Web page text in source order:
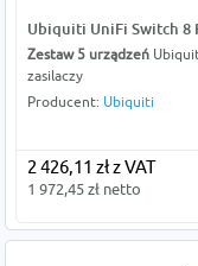
Ubiquiti UniFi Switch 8
Zestaw 5 urządzeń
zasilaczy
Producent: Ubiquiti
2 426,11 zł z VAT
1 972,45 zł netto